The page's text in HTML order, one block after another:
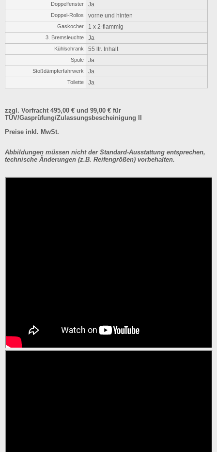
Doppelfenster Ja
Doppel-Rollos vorne und hinten
Gaskocher 1 x 2-flammig
3. Bremsleuchte Ja
Kühlschrank 55 ltr. Inhalt
Spüle Ja
Stoßdämpferfahrwerk Ja
Toilette Ja
zzgl. Vorfracht 495,00 € und 99,00 € für
TÜV/Gasprüfung/Zulassungsbescheinigung II
Preise inkl. MwSt.
Abbildungen müssen nicht der Standard-Ausstattung entsprechen,
technische Änderungen (z.B. Reifengrößen) vorbehalten.